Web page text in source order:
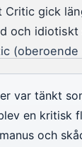
gick
och idiotiskt
var tänkt
en kritisk
och